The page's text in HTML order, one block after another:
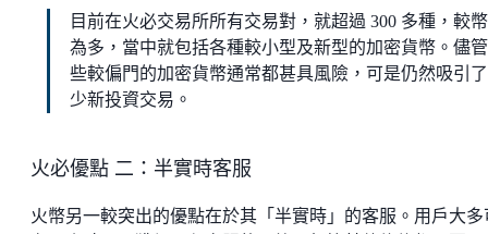
目前在火必交易所所有交易對，就超過 300 多種，較
為多，當中就包括各種較小型及新型的加密貨幣。儘
些較偏門的加密貨幣通常都甚具風險，可是仍然吸引
少新投資交易。
火必優點 二：半實時客服
火幣另一較突出的優點在於其「半實時」的客服。用戶大多